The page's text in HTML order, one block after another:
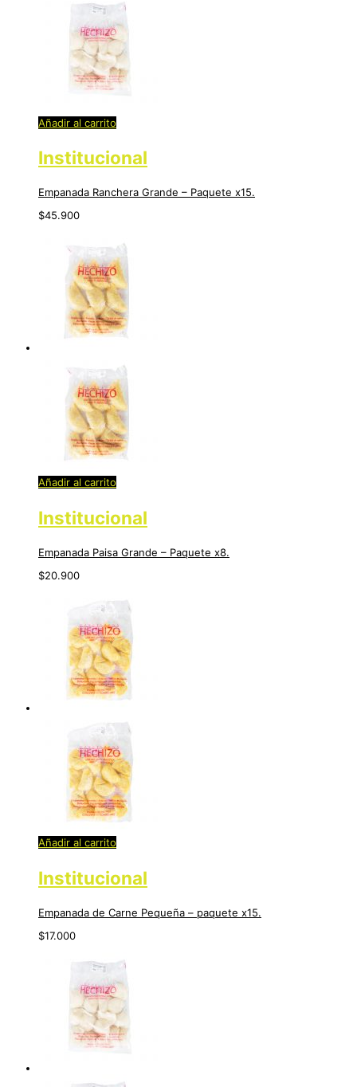
Añadir al carrito
Institucional
Empanada Ranchera Grande – Paquete x15.
$45.900
Añadir al carrito
Institucional
Empanada Paisa Grande – Paquete x8.
$20.900
Añadir al carrito
Institucional
Empanada de Carne Pequeña – paquete x15.
$17.000